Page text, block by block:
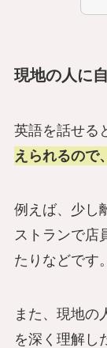
現地の人に
英語を話せる
えられるので
例えば、少し
ストランで店
たりなどです。
また、現地の
を深く理解し